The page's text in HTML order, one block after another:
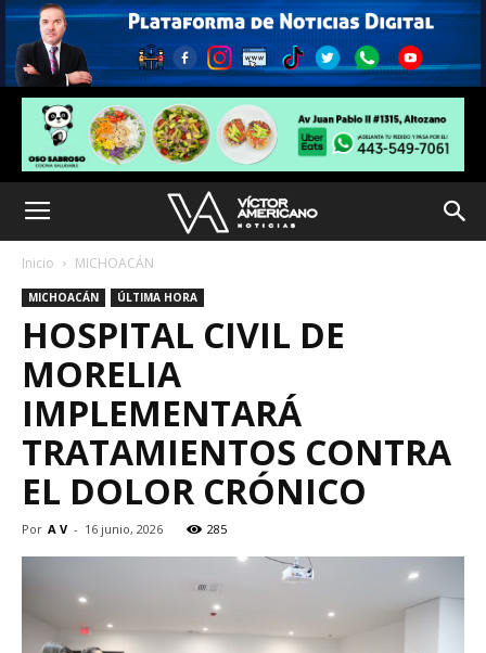
Inicio MICHOACÁN
MICHOACÁN ÚLTIMA HORA
HOSPITAL CIVIL DE
MORELIA
IMPLEMENTARÁ
TRATAMIENTOS CONTRA
EL DOLOR CRÓNICO
Por A V - 16 junio, 2026 285